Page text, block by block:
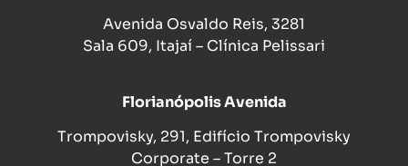
Avenida Osvaldo Reis, 3281
Sala 609, Itajaí – Clínica Pelissari
Florianópolis Avenida
Trompovisky, 291, Edifício Trompovisky
Corporate – Torre 2